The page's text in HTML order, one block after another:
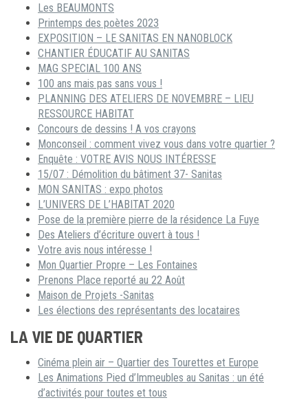
Les BEAUMONTS
Printemps des poètes 2023
EXPOSITION – LE SANITAS EN NANOBLOCK
CHANTIER ÉDUCATIF AU SANITAS
MAG SPECIAL 100 ANS
100 ans mais pas sans vous !
PLANNING DES ATELIERS DE NOVEMBRE – LIEU
RESSOURCE HABITAT
Concours de dessins ! A vos crayons
Monconseil : comment vivez vous dans votre quartier ?
Enquête : VOTRE AVIS NOUS INTÉRESSE
15/07 : Démolition du bâtiment 37- Sanitas
MON SANITAS : expo photos
L’UNIVERS DE L’HABITAT 2020
Pose de la première pierre de la résidence La Fuye
Des Ateliers d’écriture ouvert à tous !
Votre avis nous intéresse !
Mon Quartier Propre – Les Fontaines
Prenons Place reporté au 22 Août
Maison de Projets -Sanitas
Les élections des représentants des locataires
LA VIE DE QUARTIER
Cinéma plein air – Quartier des Tourettes et Europe
Les Animations Pied d’Immeubles au Sanitas : un été
d’activités pour toutes et tous